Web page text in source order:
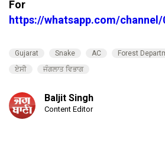
For
https://whatsapp.com/channel/
Gujarat Snake AC Forest
ਏਸੀ
ਜੰਗਲਾਤ ਵਿਭਾਗ
Baljit Singh
Content Editor